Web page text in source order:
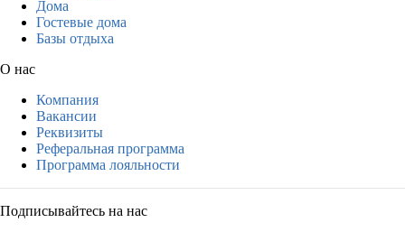
Дома
Гостевые дома
Базы отдыха
О нас
Компания
Вакансии
Реквизиты
Реферальная программа
Программа лояльности
Подписывайтесь на нас